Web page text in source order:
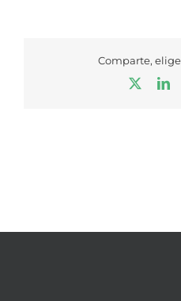
Comparte,